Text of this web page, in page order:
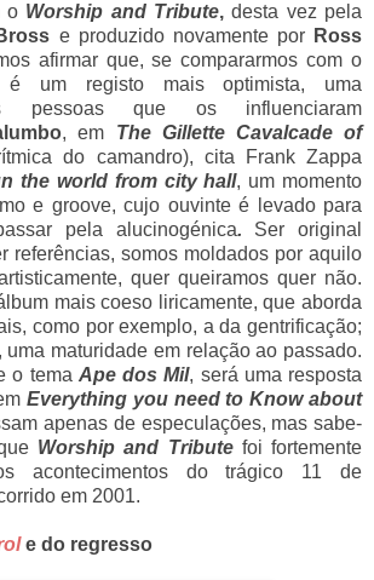
o Worship and Tribute, desta vez pela
e produzido novamente por Ross
afirmar que, se compararmos com o
é um registo mais optimista, uma
pessoas que os influenciaram
, em The Gillette Cavalcade of
do camandro), cita Frank Zappa
the world from city hall, um momento
e groove, cujo ouvinte é levado para
pela alucinogénica. Ser original
referências, somos moldados por aquilo
quer queiramos quer não.
mais coeso liricamente, que aborda
como por exemplo, a da gentrificação;
uma maturidade em relação ao passado.
o tema Ape dos Mil, será uma resposta
Everything you need to Know about
apenas de especulações, mas sabe-
Worship and Tributefoi fortemente
acontecimentos do trágico 11 de
em 2001.
e do regresso